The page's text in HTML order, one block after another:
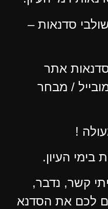
סדנאות –
אתר
/ מבחר
!
העיון.
קשר, נדבר,
לכם את הסדנא